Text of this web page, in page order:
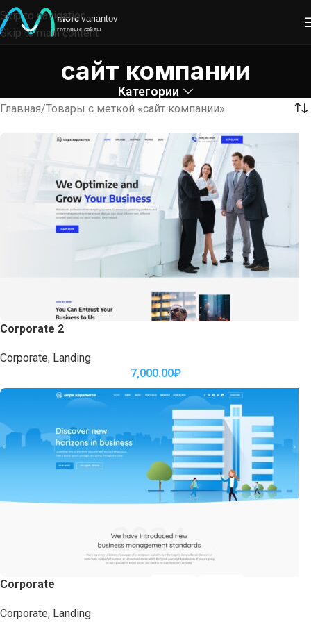
Skip to navigation
Skip to main content
сайт компании
Категории
Главная Товары с меткой «сайт компании»
Corporate 2
Corporate, Landing
7,000.00₽
Corporate
Corporate, Landing